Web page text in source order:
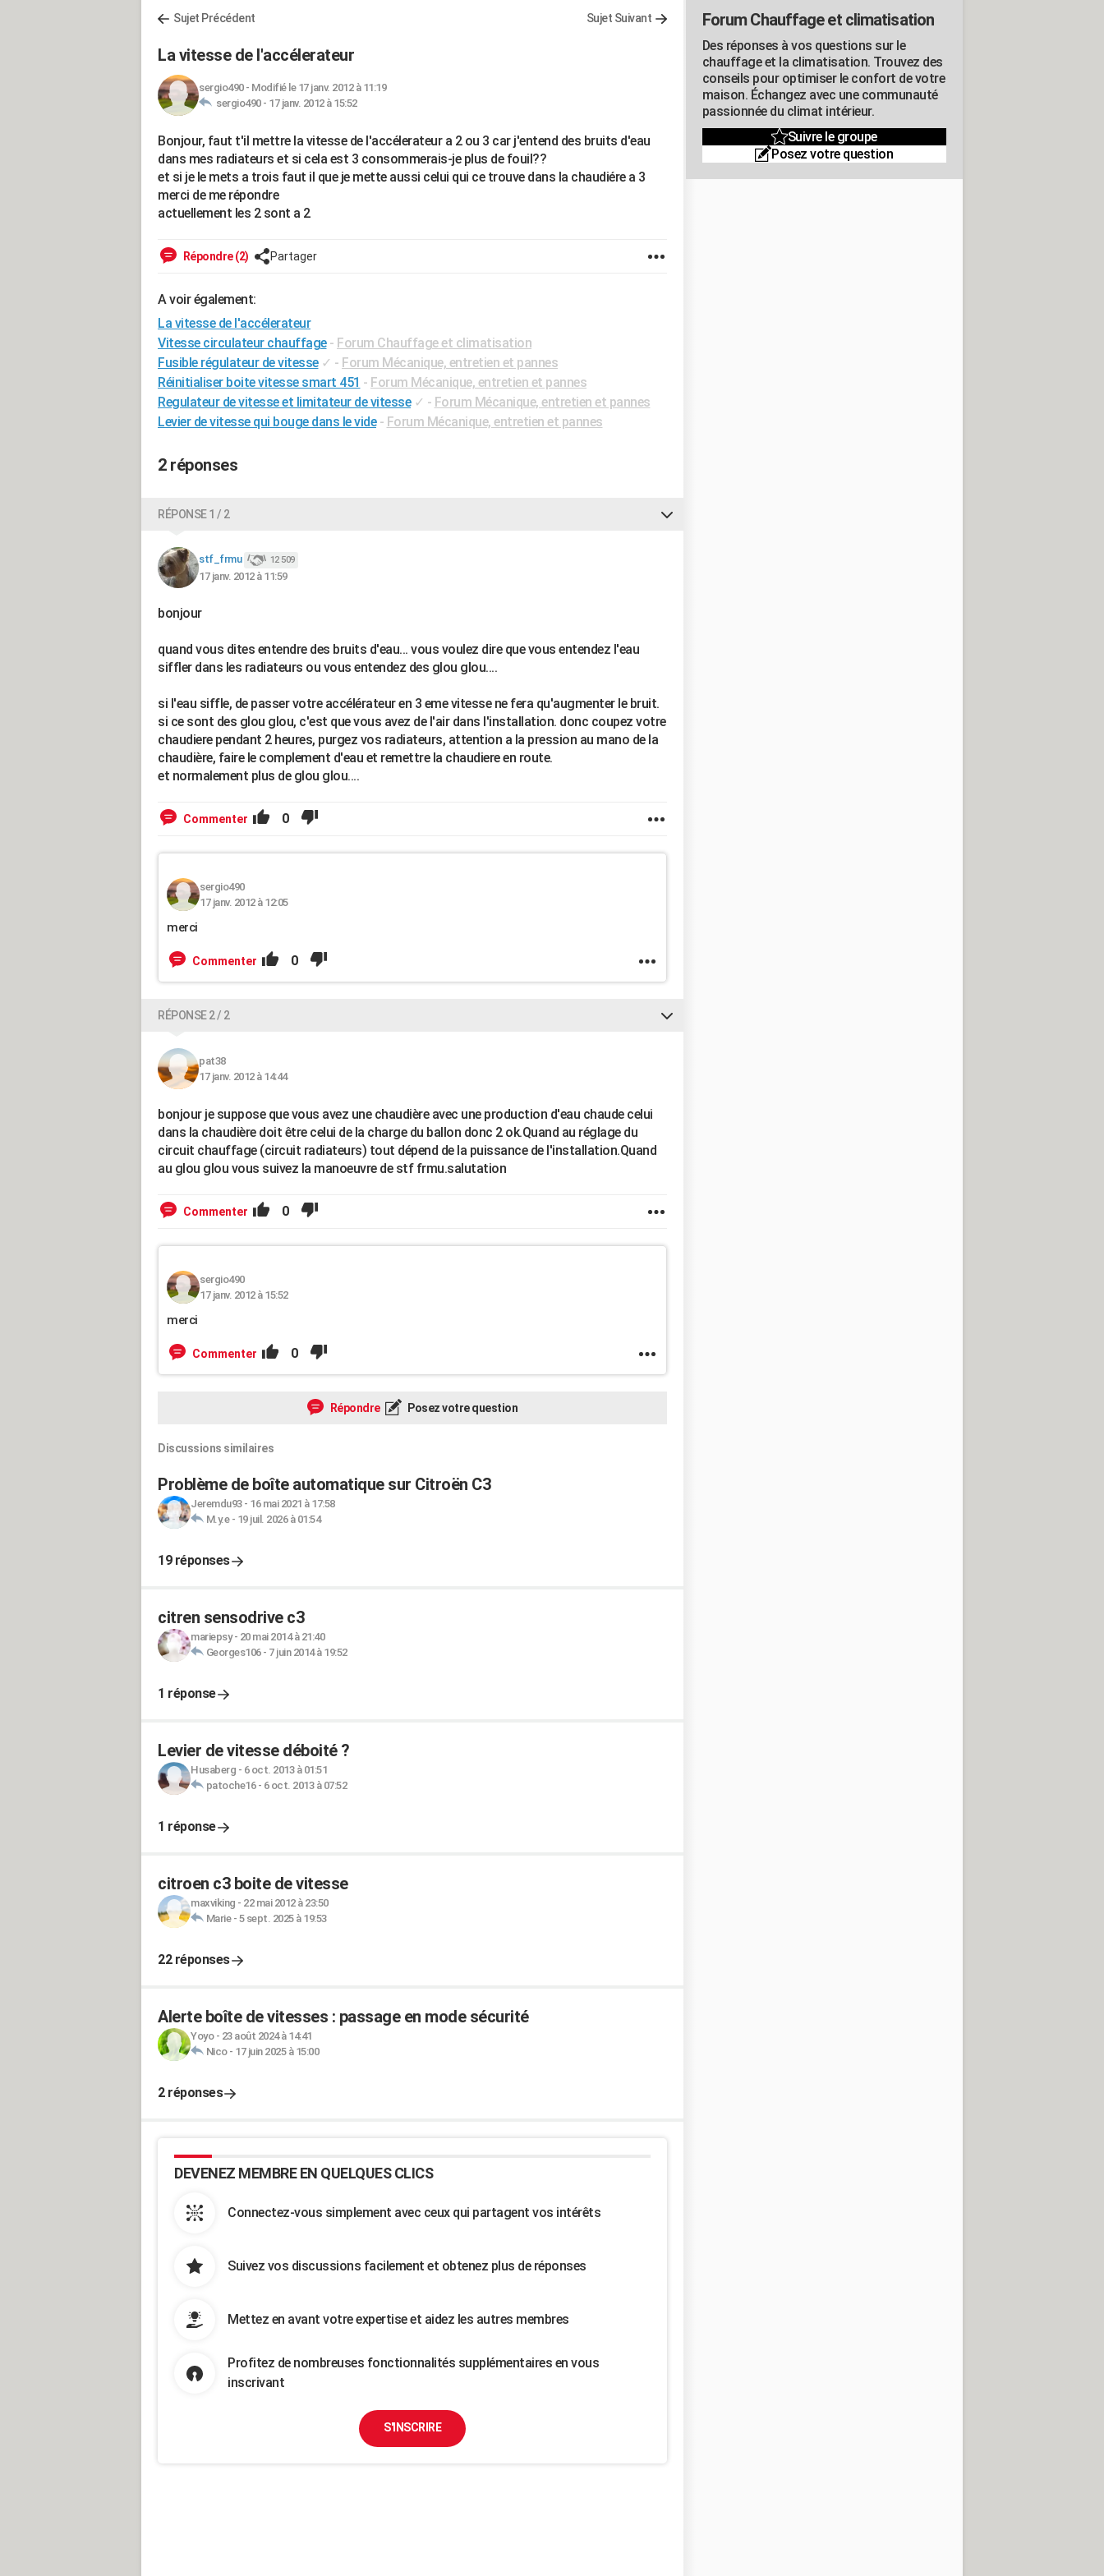
Sujet Précédent Sujet Suivant
La vitesse de l'accélerateur
sergio490- Modifié le 17 janv. 2012 à 11:19
sergio490 - 17 janv. 2012 à 15:52
Bonjour, faut t'il mettre la vitesse de l'accélerateur a 2 ou 3 car j'entend des bruits d'eau
dans mes radiateurs et si cela est 3 consommerais-je plus de fouil??
et si je le mets a trois faut il que je mette aussi celui qui ce trouve dans la chaudiére a 3
merci de me répondre
actuellement les 2 sont a 2
Répondre (2) Partager
A voir également:
La vitesse de l'accélerateur
Vitesse circulateur chauffage - Forum Chauffage et climatisation
Fusible régulateur de vitesse ✓ - Forum Mécanique, entretien et pannes
Réinitialiser boite vitesse smart 451 - Forum Mécanique, entretien et pannes
Regulateur de vitesse et limitateur de vitesse ✓ - Forum Mécanique, entretien et pannes
Levier de vitesse qui bouge dans le vide - Forum Mécanique, entretien et pannes
2 réponses
RÉPONSE 1 / 2
stf_frmu 12 509
17 janv. 2012 à 11:59
bonjour
quand vous dites entendre des bruits d'eau... vous voulez dire que vous entendez l'eau
siffler dans les radiateurs ou vous entendez des glou glou....
si l'eau siffle, de passer votre accélérateur en 3 eme vitesse ne fera qu'augmenter le bruit.
si ce sont des glou glou, c'est que vous avez de l'air dans l'installation. donc coupez votre
chaudiere pendant 2 heures, purgez vos radiateurs, attention a la pression au mano de la
chaudière, faire le complement d'eau et remettre la chaudiere en route.
et normalement plus de glou glou....
Commenter 0
sergio490
17 janv. 2012 à 12:05
merci
Commenter 0
RÉPONSE 2 / 2
pat38
17 janv. 2012 à 14:44
bonjour je suppose que vous avez une chaudière avec une production d'eau chaude celui
dans la chaudière doit être celui de la charge du ballon donc 2 ok.Quand au réglage du
circuit chauffage (circuit radiateurs) tout dépend de la puissance de l'installation.Quand
au glou glou vous suivez la manoeuvre de stf frmu.salutation
Commenter 0
sergio490
17 janv. 2012 à 15:52
merci
Commenter 0
Répondre Posez votre question
Discussions similaires
Problème de boîte automatique sur Citroën C3
Jeremdu93- 16 mai 2021 à 17:58
M.y.e- 19 juil. 2026 à 01:54
19 réponses
citren sensodrive c3
mariepsy- 20 mai 2014 à 21:40
Georges106- 7 juin 2014 à 19:52
1 réponse
Levier de vitesse déboité ?
Husaberg - 6 oct. 2013 à 01:51
patoche16- 6 oct. 2013 à 07:52
1 réponse
citroen c3 boite de vitesse
maxviking - 22 mai 2012 à 23:50
Marie- 5 sept. 2025 à 19:53
22 réponses
Alerte boîte de vitesses : passage en mode sécurité
Yoyo- 23 août 2024 à 14:41
Nico- 17 juin 2025 à 15:00
2 réponses
DEVENEZ MEMBRE EN QUELQUES CLICS
Connectez-vous simplement avec ceux qui partagent vos intérêts
Suivez vos discussions facilement et obtenez plus de réponses
Mettez en avant votre expertise et aidez les autres membres
Profitez de nombreuses fonctionnalités supplémentaires en vous
inscrivant
S'INSCRIRE
Forum Chauffage et climatisation
Des réponses à vos questions sur le
chauffage et la climatisation. Trouvez des
conseils pour optimiser le confort de votre
maison. Échangez avec une communauté
passionnée du climat intérieur.
Suivre le groupe
Posez votre question